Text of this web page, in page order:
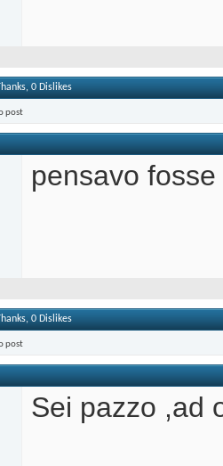
0 Dislikes
post
pensavo
0 Dislikes
post
Sei pazzo ,ad